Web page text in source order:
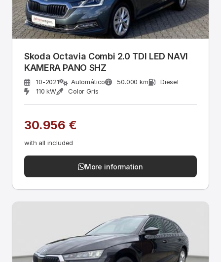
Skoda Octavia Combi 2.0 TDI LED NAVI
KAMERA PANO SHZ
10-2021 Automático 50.000 km
Diesel
110 kW
Color Gris
30.956 €
with all included
More information